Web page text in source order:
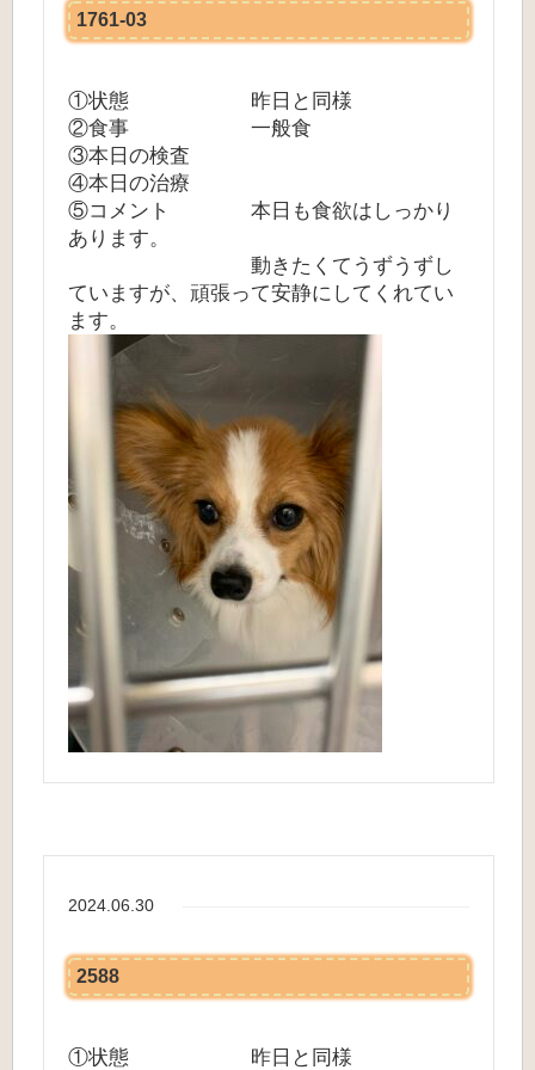
1761-03
①状態 昨日と同様
②食事 一般食
③本日の検査
④本日の治療
⑤コメント 本日も食欲はしっかり
あります。
動きたくてうずうずし
ていますが、頑張って安静にしてくれてい
ます。
2024.06.30
2588
①状態 昨日と同様